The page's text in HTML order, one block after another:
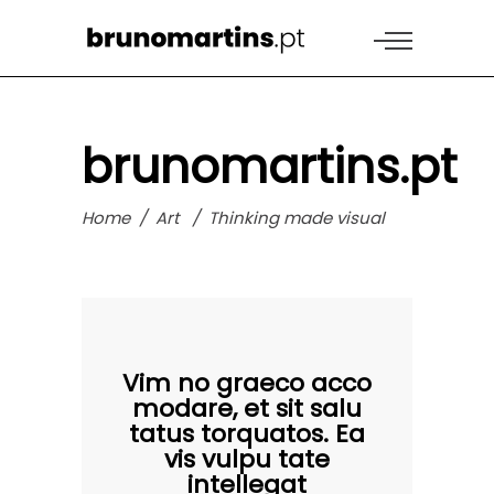
brunomartins.pt
Home/ Art / Thinking made visual
Vim no graeco acco
modare, et sit salu
tatus torquatos. Ea
vis vulpu tate
intellegat